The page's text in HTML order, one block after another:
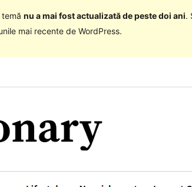
nu a mai fost actualizată de peste doi ani.
mai recente de WordPress.